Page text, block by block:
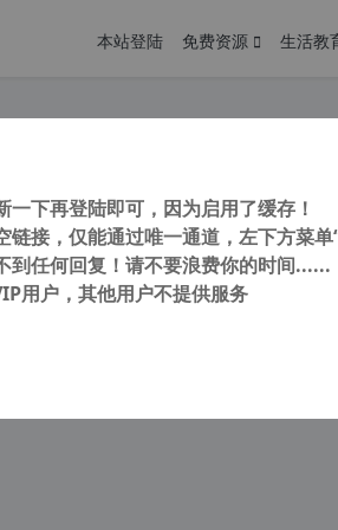
本站登陆 免费资源 生活教
安卓应用市场哪个好 应用市场官方下载 应用市场app下载
注意： 由于网站空间位于国
一下再登陆即可，因为启用了缓存！
链接，仅能通过唯一通道，左下方菜单
到任何回复！请不要浪费你的时间......
用户，其他用户不提供服务